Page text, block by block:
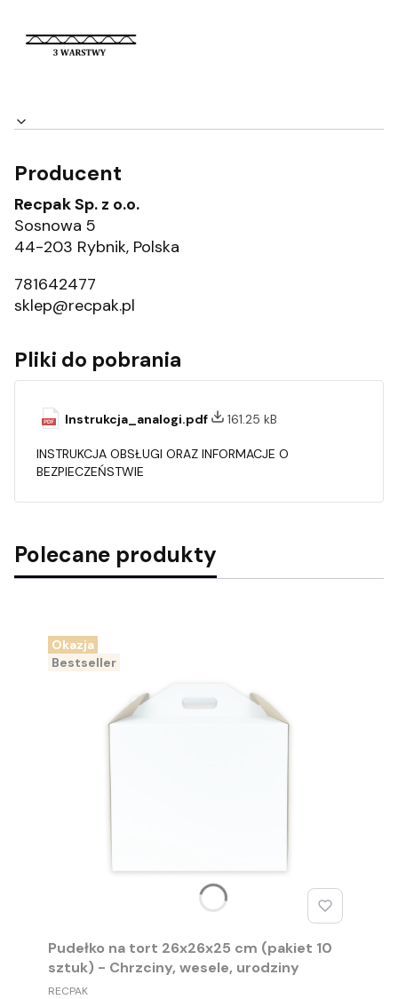
Producent
Recpak Sp. z o.o.
Sosnowa 5
44-203 Rybnik, Polska
781642477
sklep@recpak.pl
Pliki do pobrania
Instrukcja_analogi.pdf 161.25 kB
INSTRUKCJA OBSŁUGI ORAZ INFORMACJE O
BEZPIECZEŃSTWIE
Polecane produkty
Okazja
Bestseller
Pudełko na tort 26x26x25 cm (pakiet 10
sztuk) - Chrzciny, wesele, urodziny
PRODUCENT
RECPAK